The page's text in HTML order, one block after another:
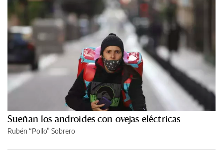
Sueñan los androides con ovejas eléctricas
Rubén “Pollo” Sobrero